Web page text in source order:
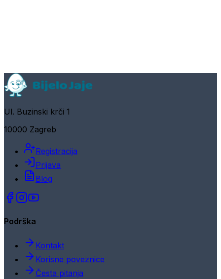
Ul. Buzinski krči 1
10000 Zagreb
Registracija
Prijava
Blog
Podrška
Kontakt
Korisne poveznice
Česta pitanja